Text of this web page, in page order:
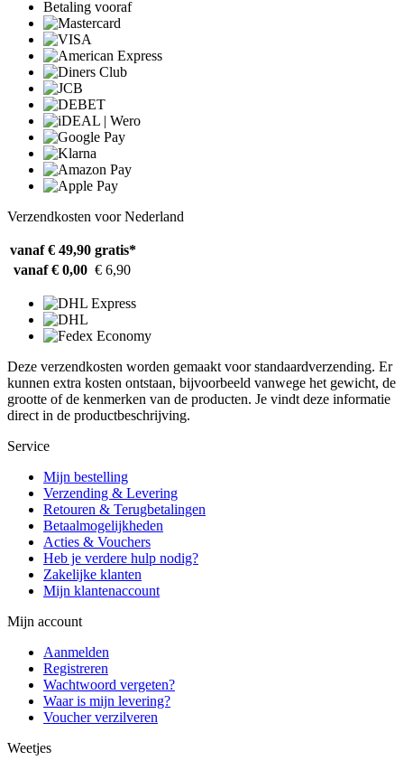
Betaling vooraf
Verzendkosten voor Nederland
vanaf € 49,90 gratis*
vanaf € 0,00 € 6,90
Deze verzendkosten worden gemaakt voor standaardverzending. Er
kunnen extra kosten ontstaan, bijvoorbeeld vanwege het gewicht, de
grootte of de kenmerken van de producten. Je vindt deze informatie
direct in de productbeschrijving.
Service
Mijn bestelling
Verzending & Levering
Retouren & Terugbetalingen
Betaalmogelijkheden
Acties & Vouchers
Heb je verdere hulp nodig?
Zakelijke klanten
Mijn klantenaccount
Mijn account
Aanmelden
Registreren
Wachtwoord vergeten?
Waar is mijn levering?
Voucher verzilveren
Weetjes